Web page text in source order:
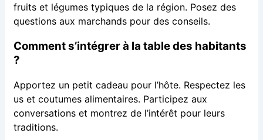
fruits et légumes typiques de la région. Posez des
questions aux marchands pour des conseils.
Comment s’intégrer à la table des habitants
?
Apportez un petit cadeau pour l’hôte. Respectez les
us et coutumes alimentaires. Participez aux
conversations et montrez de l’intérêt pour leurs
traditions.